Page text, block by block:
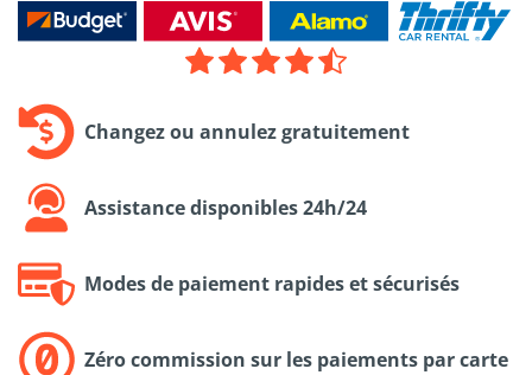
Changez ou annulez gratuitement
Assistance disponibles 24h/24
Modes de paiement rapides et sécurisés
Zéro commission sur les paiements par carte